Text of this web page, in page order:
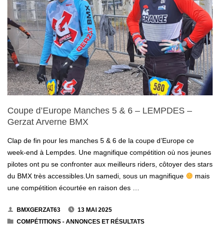
SAINT-
ETIENNE
–
GERZAT
ARVERNE
Coupe d’Europe Manches 5 & 6 – LEMPDES –
Gerzat Arverne BMX
Clap de fin pour les manches 5 & 6 de la coupe d’Europe ce
week-end à Lempdes. Une magnifique compétition où nos jeunes
pilotes ont pu se confronter aux meilleurs riders, côtoyer des stars
du BMX très accessibles.Un samedi, sous un magnifique
mais
une compétition écourtée en raison des …
BMXGERZAT63
13 MAI 2025
COMPÉTITIONS - ANNONCES ET RÉSULTATS